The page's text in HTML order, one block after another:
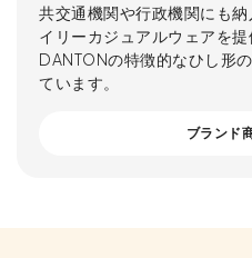
共交通機関や行政機関にも
イリーカジュアルウェアを提
DANTONの特徴的なひし形
ています。
ブランド